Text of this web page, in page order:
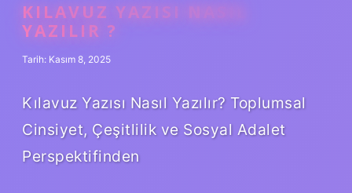
KILAVUZ YAZISI NASIL
YAZILIR ?
Tarih: Kasım 8, 2025
Kılavuz Yazısı Nasıl Yazılır? Toplumsal
Cinsiyet, Çeşitlilik ve Sosyal Adalet
Perspektifinden